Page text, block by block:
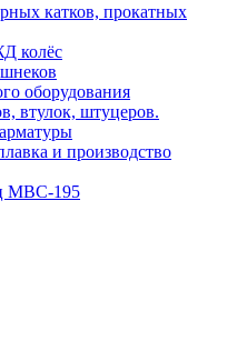
катков, прокатных
колёс
оборудования
втулок, штуцеров.
и производство
МВС-195